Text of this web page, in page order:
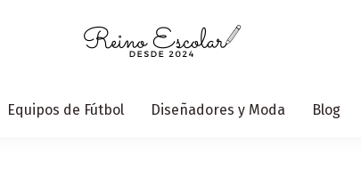
Equipos de Fútbol Diseñadores y Moda Blog